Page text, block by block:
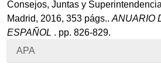
Consejos, Juntas y
Madrid, 2016, 353 págs..ANUARIO
ESPAÑOL . pp. 826-829.
APA